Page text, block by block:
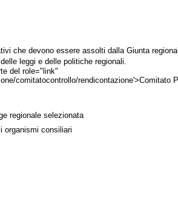
che devono essere assolti dalla Giunta
leggi e delle politiche regionali.
del role="link"
comitatocontrollo/rendicontazione'>Comitato
regionale selezionata
organismi consiliari